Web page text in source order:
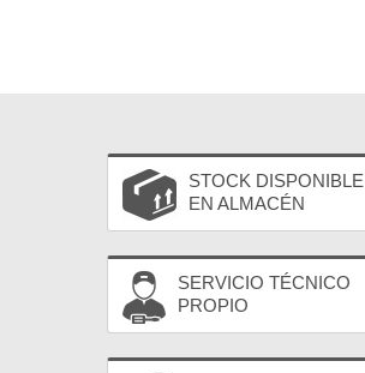
STOCK DISPONIBLE
EN ALMACÉN
SERVICIO TÉCNICO
PROPIO